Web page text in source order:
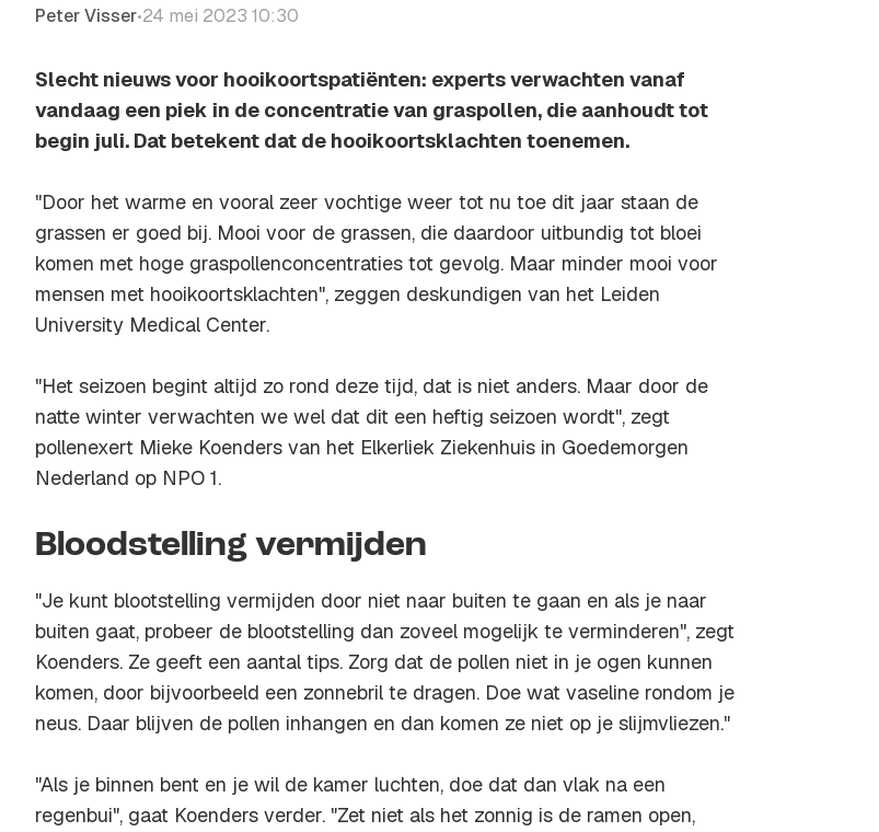
Peter Visser•24 mei 2023 10:30
Slecht nieuws voor hooikoortspatiënten: experts verwachten vanaf
vandaag een piek in de concentratie van graspollen, die aanhoudt tot
begin juli. Dat betekent dat de hooikoortsklachten toenemen.
"Door het warme en vooral zeer vochtige weer tot nu toe dit jaar staan de
grassen er goed bij. Mooi voor de grassen, die daardoor uitbundig tot bloei
komen met hoge graspollenconcentraties tot gevolg. Maar minder mooi voor
mensen met hooikoortsklachten", zeggen deskundigen van het Leiden
University Medical Center.
"Het seizoen begint altijd zo rond deze tijd, dat is niet anders. Maar door de
natte winter verwachten we wel dat dit een heftig seizoen wordt", zegt
pollenexert Mieke Koenders van het Elkerliek Ziekenhuis in Goedemorgen
Nederland op NPO 1.
Bloodstelling vermijden
"Je kunt blootstelling vermijden door niet naar buiten te gaan en als je naar
buiten gaat, probeer de blootstelling dan zoveel mogelijk te verminderen", zegt
Koenders. Ze geeft een aantal tips. Zorg dat de pollen niet in je ogen kunnen
komen, door bijvoorbeeld een zonnebril te dragen. Doe wat vaseline rondom je
neus. Daar blijven de pollen inhangen en dan komen ze niet op je slijmvliezen."
"Als je binnen bent en je wil de kamer luchten, doe dat dan vlak na een
regenbui", gaat Koenders verder. "Zet niet als het zonnig is de ramen open,